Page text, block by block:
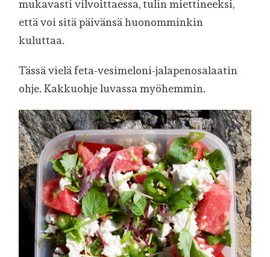
mukavasti vilvoittaessa, tulin miettineeksi,
että voi sitä päivänsä huonomminkin
kuluttaa.
Tässä vielä feta-vesimeloni-jalapenosalaatin
ohje. Kakkuohje luvassa myöhemmin.